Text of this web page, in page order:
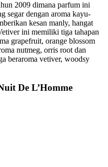
2009 dimana parfum ini
segar dengan aroma kayu-
kesan manly, hangat
ini memiliki tiga tahapan
grapefruit, orange blossom
nutmeg, orris root dan
beraroma vetiver, woodsy
De L’Homme